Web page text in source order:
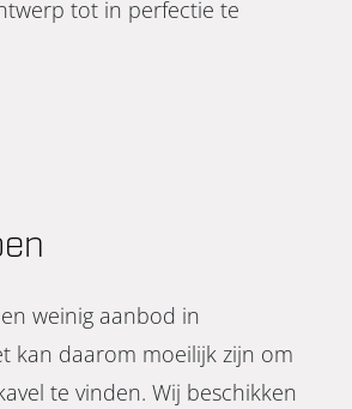
tot in perfectie te
weinig aanbod in
kan daarom moeilijk zijn om
te vinden. Wij beschikken